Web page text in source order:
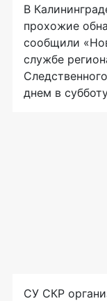
В
прохожие
сообщили
службе
днем в
СУ СКР